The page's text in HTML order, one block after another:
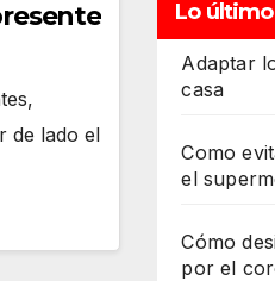
de lado el
Lo último
Adaptar
casa
Como
el
Cómo
por el